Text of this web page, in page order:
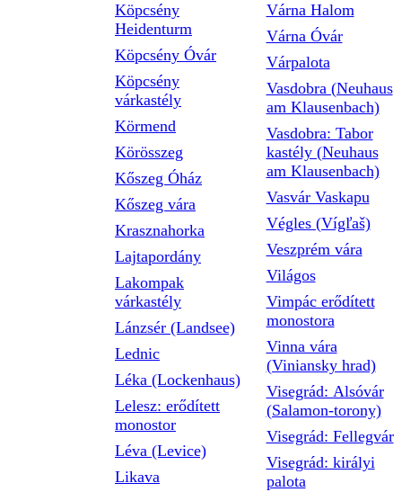
Köpcsény
Heidenturm
Köpcsény Óvár
Köpcsény
várkastély
Körmend
Körösszeg
Kőszeg Óház
Kőszeg vára
Krasznahorka
Lajtapordány
Lakompak
várkastély
Lánzsér (Landsee)
Lednic
Léka (Lockenhaus)
Lelesz: erődített
monostor
Léva (Levice)
Likava
Várna Halom
Várna Óvár
Várpalota
Vasdobra (Neuhaus
am Klausenbach)
Vasdobra: Tabor
kastély (Neuhaus
am Klausenbach)
Vasvár Vaskapu
Végles (Vígľaš)
Veszprém vára
Világos
Vimpác erődített
monostora
Vinna vára
(Viniansky hrad)
Visegrád: Alsóvár
(Salamon-torony)
Visegrád: Fellegvár
Visegrád: királyi
palota